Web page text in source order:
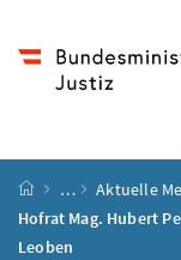
Startseite
…
Aktuelle
Hofrat Mag. Hubert
Leoben